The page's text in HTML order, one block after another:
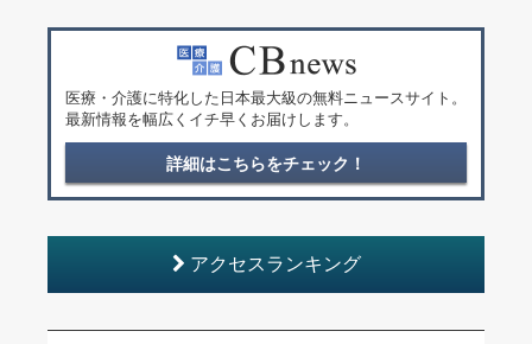
医療・介護に特化した日本最大級の無料ニュースサイト。
最新情報を幅広くイチ早くお届けします。
詳細はこちらをチェック！
アクセスランキング